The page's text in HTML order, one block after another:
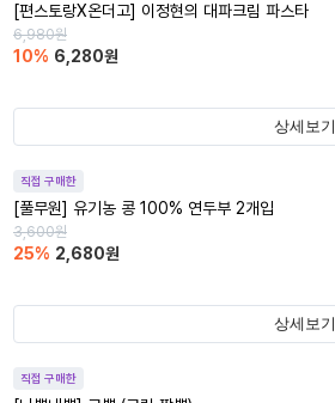
[편스토랑X온더고] 이정현의 대파크림 파스타
6,980원
10% 6,280원
상세보기
직접 구매한
[풀무원] 유기농 콩 100% 연두부 2개입
3,600원
25% 2,680원
상세보기
직접 구매한